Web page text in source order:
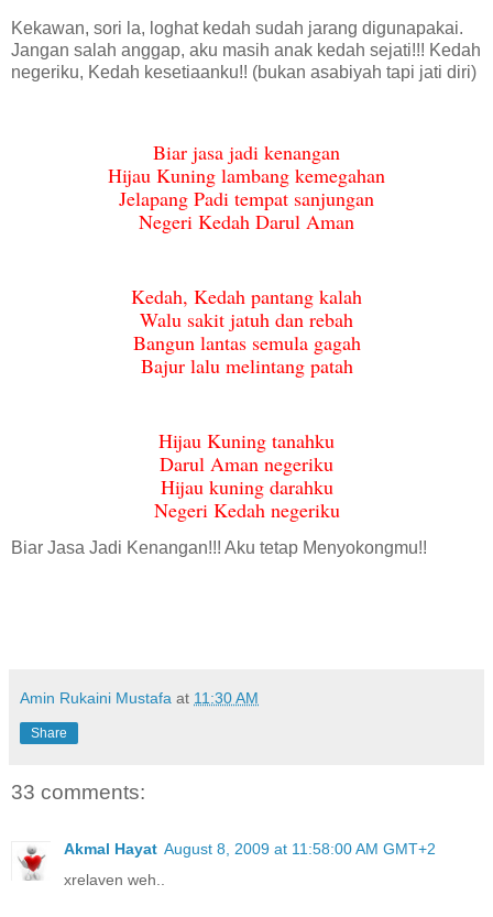
Kekawan, sori la, loghat kedah sudah jarang digunapakai.
Jangan salah anggap, aku masih anak kedah sejati!!! Kedah
negeriku, Kedah kesetiaanku!! (bukan asabiyah tapi jati diri)
Biar jasa jadi kenangan
Hijau Kuning lambang kemegahan
Jelapang Padi tempat sanjungan
Negeri Kedah Darul Aman
Kedah, Kedah pantang kalah
Walu sakit jatuh dan rebah
Bangun lantas semula gagah
Bajur lalu melintang patah
Hijau Kuning tanahku
Darul Aman negeriku
Hijau kuning darahku
Negeri Kedah negeriku
Biar Jasa Jadi Kenangan!!! Aku tetap Menyokongmu!!
Amin Rukaini Mustafa at 11:30 AM
Share
33 comments:
Akmal Hayat August 8, 2009 at 11:58:00 AM GMT+2
xrelaven weh..